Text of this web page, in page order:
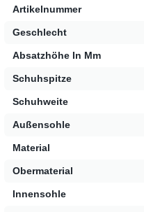
Artikelnummer
Geschlecht
Absatzhöhe In Mm
Schuhspitze
Schuhweite
Außensohle
Material
Obermaterial
Innensohle